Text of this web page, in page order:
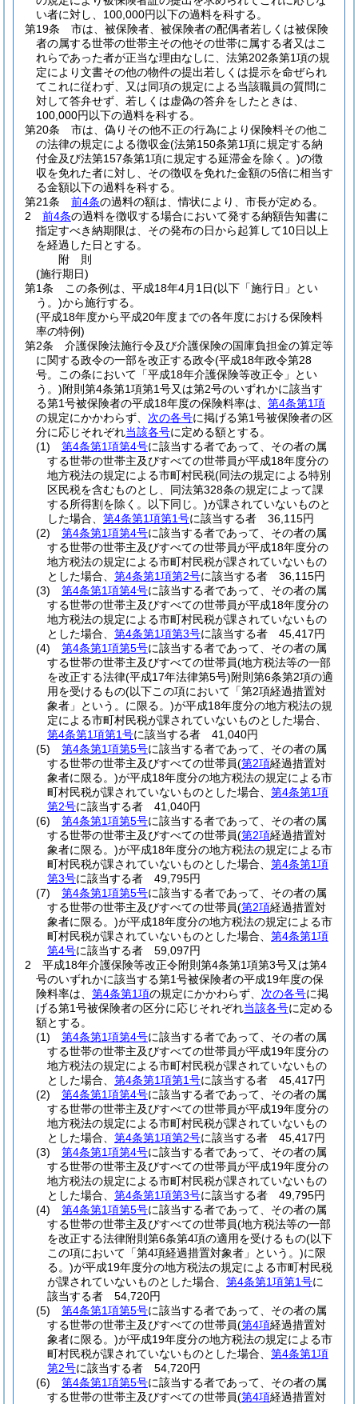
い者に対し、100,000円以下の過料を科する。
第19条
市は、被保険者、被保険者の配偶者若しくは被保険
者の属する世帯の世帯主その他その世帯に属する者又はこ
れらであった者が正当な理由なしに、法第202条第1項の規
定により文書その他の物件の提出若しくは提示を命ぜられ
てこれに従わず、又は同項の規定による当該職員の質問に
対して答弁せず、若しくは虚偽の答弁をしたときは、
100,000円以下の過料を科する。
第20条
市は、偽りその他不正の行為により保険料その他こ
の法律の規定による徴収金(法第150条第1項に規定する納
付金及び法第157条第1項に規定する延滞金を除く。)の徴
収を免れた者に対し、その徴収を免れた金額の5倍に相当す
る金額以下の過料を科する。
第21条
前4条の過料の額は、情状により、市長が定める。
2
前4条の過料を徴収する場合において発する納額告知書に
指定すべき納期限は、その発布の日から起算して10日以上
を経過した日とする。
附 則
(施行期日)
第1条
この条例は、平成18年4月1日(以下「施行日」とい
う。)から施行する。
(平成18年度から平成20年度までの各年度における保険料
率の特例)
第2条
介護保険法施行令及び介護保険の国庫負担金の算定等
に関する政令の一部を改正する政令(平成18年政令第28
号。この条において「平成18年介護保険等改正令」とい
う。)附則第4条第1項第1号又は第2号のいずれかに該当す
る第1号被保険者の平成18年度の保険料率は、 第4条第1項
の規定にかかわらず、 次の各号に掲げる第1号被保険者の区
分に応じそれぞれ当該各号に定める額とする。
(1)
第4条第1項第4号に該当する者であって、その者の属
する世帯の世帯主及びすべての世帯員が平成18年度分の
地方税法の規定による市町村民税(同法の規定による特別
区民税を含むものとし、同法第328条の規定によって課
する所得割を除く。以下同じ。)が課されていないものと
した場合、 第4条第1項第1号に該当する者 36,115円
(2)
第4条第1項第4号に該当する者であって、その者の属
する世帯の世帯主及びすべての世帯員が平成18年度分の
地方税法の規定による市町村民税が課されていないもの
とした場合、 第4条第1項第2号に該当する者 36,115円
(3)
第4条第1項第4号に該当する者であって、その者の属
する世帯の世帯主及びすべての世帯員が平成18年度分の
地方税法の規定による市町村民税が課されていないもの
とした場合、 第4条第1項第3号に該当する者 45,417円
(4)
第4条第1項第5号に該当する者であって、その者の属
する世帯の世帯主及びすべての世帯員(地方税法等の一部
を改正する法律(平成17年法律第5号)附則第6条第2項の適
用を受けるもの(以下この項において「第2項経過措置対
象者」という。に限る。)が平成18年度分の地方税法の規
定による市町村民税が課されていないものとした場合、
第4条第1項第1号に該当する者 41,040円
(5)
第4条第1項第5号に該当する者であって、その者の属
する世帯の世帯主及びすべての世帯員(第2項経過措置対
象者に限る。)が平成18年度分の地方税法の規定による市
町村民税が課されていないものとした場合、 第4条第1項
第2号に該当する者 41,040円
(6)
第4条第1項第5号に該当する者であって、その者の属
する世帯の世帯主及びすべての世帯員(第2項経過措置対
象者に限る。)が平成18年度分の地方税法の規定による市
町村民税が課されていないものとした場合、 第4条第1項
第3号に該当する者 49,795円
(7)
第4条第1項第5号に該当する者であって、その者の属
する世帯の世帯主及びすべての世帯員(第2項経過措置対
象者に限る。)が平成18年度分の地方税法の規定による市
町村民税が課されていないものとした場合、 第4条第1項
第4号に該当する者 59,097円
2
平成18年介護保険等改正令附則第4条第1項第3号又は第4
号のいずれかに該当する第1号被保険者の平成19年度の保
険料率は、 第4条第1項の規定にかかわらず、 次の各号に掲
げる第1号被保険者の区分に応じそれぞれ当該各号に定める
額とする。
(1)
第4条第1項第4号に該当する者であって、その者の属
する世帯の世帯主及びすべての世帯員が平成19年度分の
地方税法の規定による市町村民税が課されていないもの
とした場合、 第4条第1項第1号に該当する者 45,417円
(2)
第4条第1項第4号に該当する者であって、その者の属
する世帯の世帯主及びすべての世帯員が平成19年度分の
地方税法の規定による市町村民税が課されていないもの
とした場合、 第4条第1項第2号に該当する者 45,417円
(3)
第4条第1項第4号に該当する者であって、その者の属
する世帯の世帯主及びすべての世帯員が平成19年度分の
地方税法の規定による市町村民税が課されていないもの
とした場合、 第4条第1項第3号に該当する者 49,795円
(4)
第4条第1項第5号に該当する者であって、その者の属
する世帯の世帯主及びすべての世帯員(地方税法等の一部
を改正する法律附則第6条第4項の適用を受けるもの(以下
この項において「第4項経過措置対象者」という。)に限
る。)が平成19年度分の地方税法の規定による市町村民税
が課されていないものとした場合、 第4条第1項第1号に
該当する者 54,720円
(5)
第4条第1項第5号に該当する者であって、その者の属
する世帯の世帯主及びすべての世帯員(第4項経過措置対
象者に限る。)が平成19年度分の地方税法の規定による市
町村民税が課されていないものとした場合、 第4条第1項
第2号に該当する者 54,720円
(6)
第4条第1項第5号に該当する者であって、その者の属
する世帯の世帯主及びすべての世帯員(第4項経過措置対